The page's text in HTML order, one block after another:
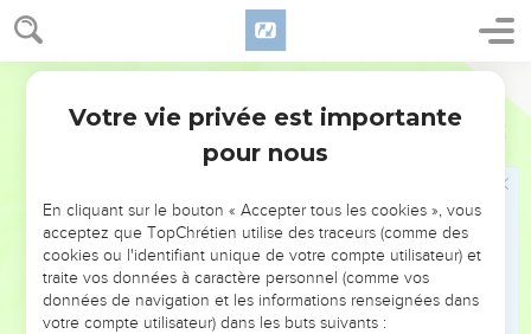
2 Corinthiens 2
11 Afin que Satan n'ait pas le dessus sur nous : car nous
n'ignorons pas ses machinations.
L'inquiétude de Paul à Troas
Au reste, étant venu à Troas pour l'Évangile de Christ,
Je n'ai pourtant point eu de relâche en mon esprit, parce
que je n'ai pas trouvé Tite mon frère ; mais ayant pris congé
d'eux, je m'en suis venu en Macédoine.
Votre vie privée est importante
pour nous
En cliquant sur le bouton « Accepter tous les cookies », vous
acceptez que TopChrétien utilise des traceurs (comme des
cookies ou l'identifiant unique de votre compte utilisateur) et
traite vos données à caractère personnel (comme vos
données de navigation et les informations renseignées dans
votre compte utilisateur) dans les buts suivants :